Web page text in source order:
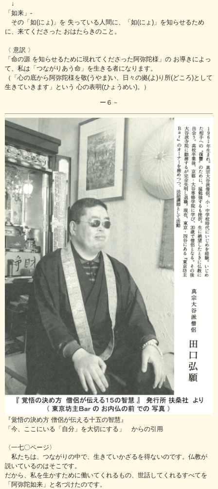
↓
「如来」‐
その「如(にょ)」を 失っている人間に、「如(にょ)」を知らせるため
に、来てくださった おはたらきのこと。
〈 意訳 〉
「命の源 を知らせるために現れてくださった阿弥陀様」の お導きによっ
て、私は「つながりあう命」を生きる者になります。
（「心の底から阿弥陀様を敬(うやま)い、日々の拠(よ)り所(どころ)として
生きていきます」という 心の表明(ひょうめい)。）
ー６－
『覚悟の決め方 僧侶が伝える十五の智慧』
「今、ここにいる「自分」を大切にする」 からの引用
〈一七〇ページ〉
私たちは、つながりの中で、生きていかざるを得ないのです。仏教が
説いているのはそこです。
だから、私を生かすために働いてくれるもの、世話してくれるすべてを
「阿弥陀如来」と名づけたのです。